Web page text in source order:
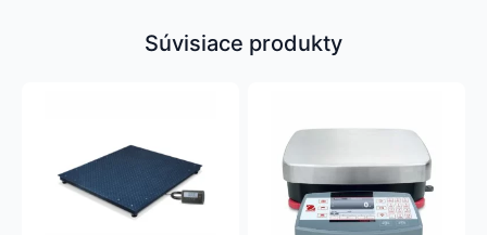
Súvisiace produkty
viacero
variantov.
produkt
viacero
variantov.
Možnosti